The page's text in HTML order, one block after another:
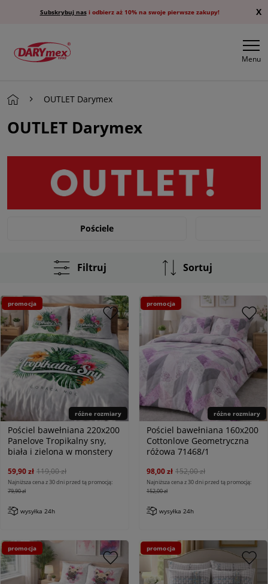
Subskrybuj nasi odbierz aż 10% na swoje pierwsze zakupy! X
Menu
OUTLET Darymex
OUTLET Darymex
Pościele
Filtruj Sortuj
różne rozmiary
Pościel bawełniana 220x200
Panelove Tropikalny sny,
biała i zielona w monstery
59,90 zł 119,00 zł
Najniższa cena z 30 dni przed tą promocją:
79,90 zł
wysyłka 24h
promocja
różne rozmiary
Pościel bawełniana 160x200
Cottonlove Geometryczna
różowa 71468/1
98,00 zł 152,00 zł
Najniższa cena z 30 dni przed tą promocją:
152,00 zł
wysyłka 24h
promocja
promocja promocja